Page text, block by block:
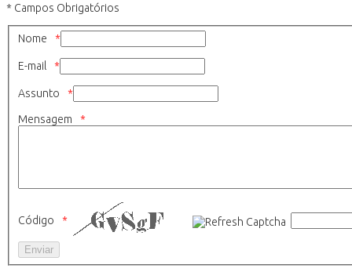
* Campos Obrigatórios
Nome
E-mail
Assunto
Mensagem
Código